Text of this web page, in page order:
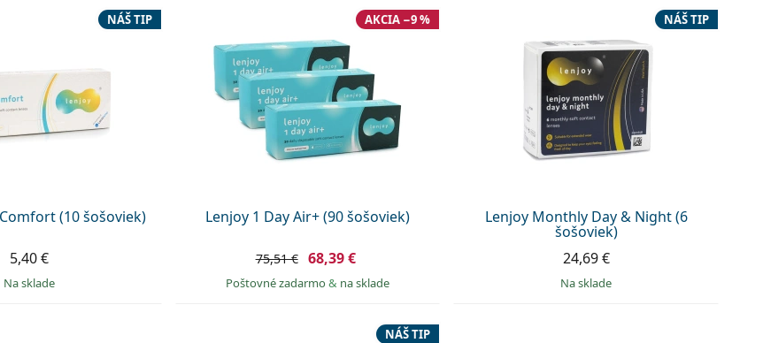
(10 šošoviek)
NÁŠ TIP
5,40 €
na sklade
Lenjoy 1 Day Air+ (90 šošoviek)
AKCIA −9 %
75,51 € 68,39 €
Poštovné zadarmo& na sklade
Lenjoy Monthly Day & Night (6
šošoviek)
NÁŠ TIP
24,69 €
na sklade
NÁŠ TIP